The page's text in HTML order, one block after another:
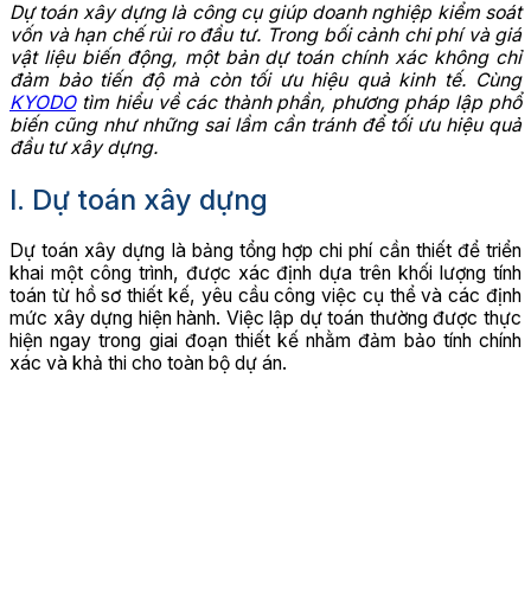
Dự toán xây dựng là công cụ giúp doanh nghiệp kiểm soát
vốn và hạn chế rủi ro đầu tư. Trong bối cảnh chi phí và giá
vật liệu biến động, một bản dự toán chính xác không chỉ
đảm bảo tiến độ mà còn tối ưu hiệu quả kinh tế. Cùng
KYODOtìm hiểu về các thành phần, phương pháp lập phổ
biến cũng như những sai lầm cần tránh để tối ưu hiệu quả
đầu tư xây dựng.
I. Dự toán xây dựng
Dự toán xây dựng là bảng tổng hợp chi phí cần thiết để triển
khai một công trình, được xác định dựa trên khối lượng tính
toán từ hồ sơ thiết kế, yêu cầu công việc cụ thể và các định
mức xây dựng hiện hành. Việc lập dự toán thường được thực
hiện ngay trong giai đoạn thiết kế nhằm đảm bảo tính chính
xác và khả thi cho toàn bộ dự án.